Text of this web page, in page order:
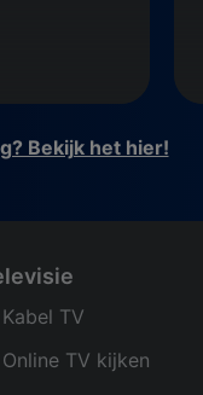
Bekijk het hier!
Kabel TV
Online TV kijken